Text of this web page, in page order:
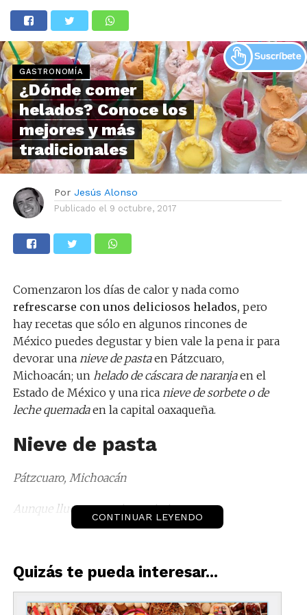
GASTRONOMÍA
¿Dónde comer
helados? Conoce los
mejores y más
tradicionales
Por Jesús Alonso
Publicado el 9 octubre, 2017
Comenzaron los días de calor y nada como
refrescarse con unos deliciosos helados, pero
hay recetas que sólo en algunos rincones de
México puedes degustar y bien vale la pena ir para
devorar una nieve de pastaen Pátzcuaro,
Michoacán; un helado de cáscara de naranjaen el
Estado de México y una rica nieve de sorbete o de
leche quemadaen la capital oaxaqueña.
Nieve de pasta
Pátzcuaro, Michoacán
Aunque llueve, yo quiero mi nieve
No puedes decir que fuiste a Pátzcuaro si no
probaste una cremosita nieve de pasta. Después de
CONTINUAR LEYENDO
Quizás te pueda interesar...